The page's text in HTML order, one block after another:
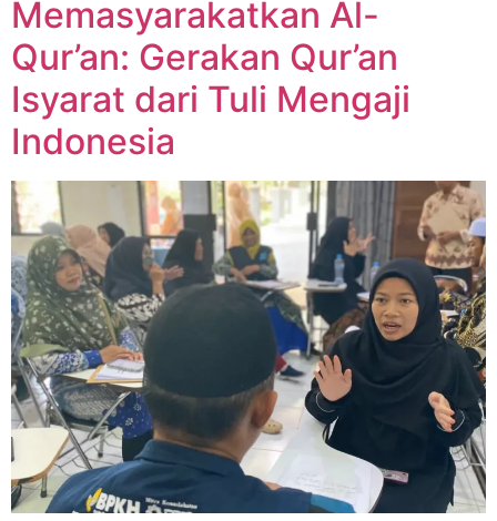
Memasyarakatkan Al-
Qur’an: Gerakan Qur’an
Isyarat dari Tuli Mengaji
Indonesia